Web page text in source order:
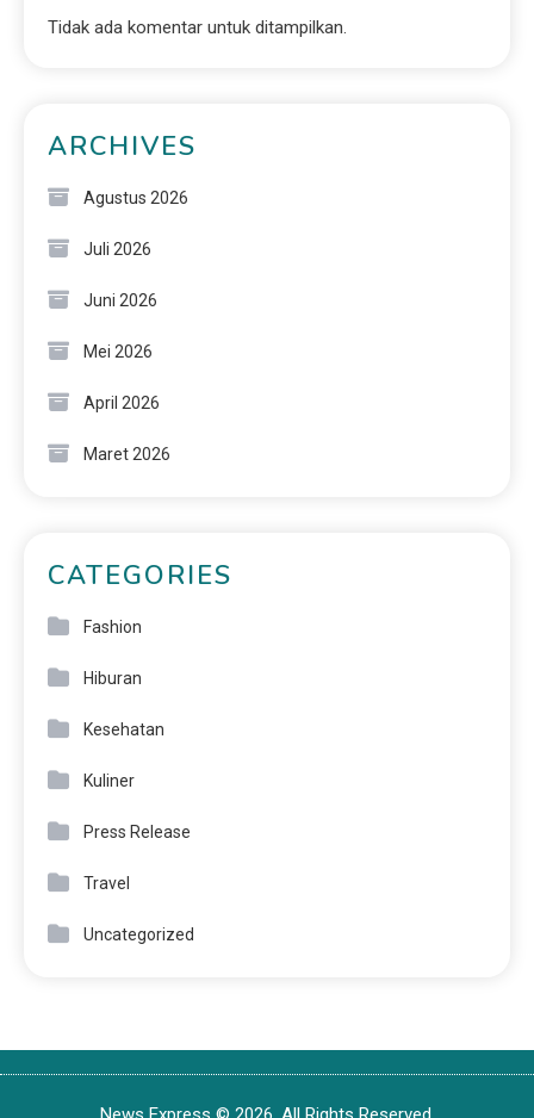
Tidak ada komentar untuk ditampilkan.
ARCHIVES
Agustus 2026
Juli 2026
Juni 2026
Mei 2026
April 2026
Maret 2026
CATEGORIES
Fashion
Hiburan
Kesehatan
Kuliner
Press Release
Travel
Uncategorized